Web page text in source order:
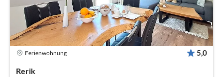
Ferienwohnung 5,0
Rerik